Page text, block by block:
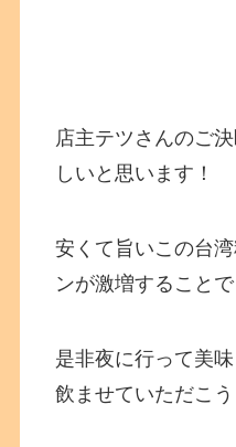
店主テツさんのご
しいと思います！
安くて旨いこの台
ンが激増すること
是非夜に行って美
飲ませていただこう